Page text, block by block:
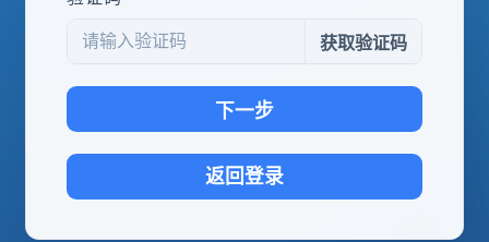
获取验证码
下一步
返回登录